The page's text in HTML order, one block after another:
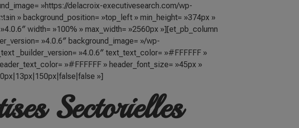
»https://delacroix-executivesearch.com/wp-
» background_position= »top_left » min_height= »374px »
width= »100% » max_width= »2560px »][et_pb_column
»4.0.6″ background_image= »/wp-
_builder_version= »4.0.6″ text_text_color= »#FFFFFF »
»#FFFFFF » header_font_size= »45px »
»]
Sectorielles